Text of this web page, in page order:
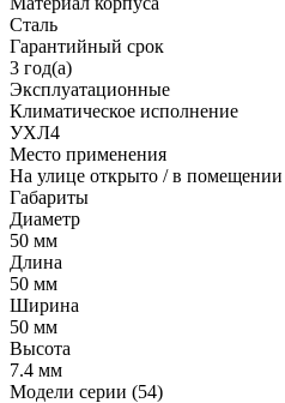
Сталь
Гарантийный срок
3 год(а)
Эксплуатационные
Климатическое исполнение
УХЛ4
Место применения
На улице открыто / в помещении
Габариты
Диаметр
50 мм
Длина
50 мм
Ширина
50 мм
Высота
7.4 мм
Модели серии (54)